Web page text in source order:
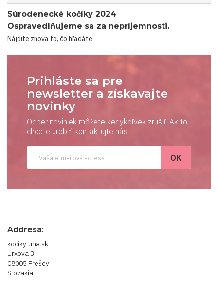
Súrodenecké kočíky 2024
Ospravedlňujeme sa za nepríjemnosti.
Nájdite znova to, čo hľadáte
Prihláste sa pre
newsletter a získavajte
novinky
Odber noviniek môžete kedykoľvek zrušiť. Ak to
chcete urobiť, kontaktujte nás.
Addresa:
kocikyluna.sk
Urxova 3
08005 Prešov
Slovakia